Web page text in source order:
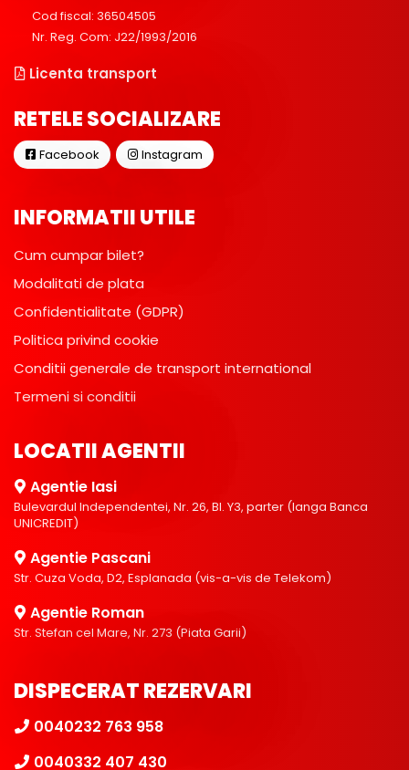
Cod fiscal: 36504505
Nr. Reg. Com: J22/1993/2016
Licenta transport
RETELE SOCIALIZARE
Facebook Instagram
INFORMATII UTILE
Cum cumpar bilet?
Modalitati de plata
Confidentialitate (GDPR)
Politica privind cookie
Conditii generale de transport international
Termeni si conditii
LOCATII AGENTII
Agentie Iasi
Bulevardul Independentei, Nr. 26, Bl. Y3, parter (langa Banca
UNICREDIT)
Agentie Pascani
Str. Cuza Voda, D2, Esplanada (vis-a-vis de Telekom)
Agentie Roman
Str. Stefan cel Mare, Nr. 273 (Piata Garii)
DISPECERAT REZERVARI
0040232 763 958
0040332 407 430